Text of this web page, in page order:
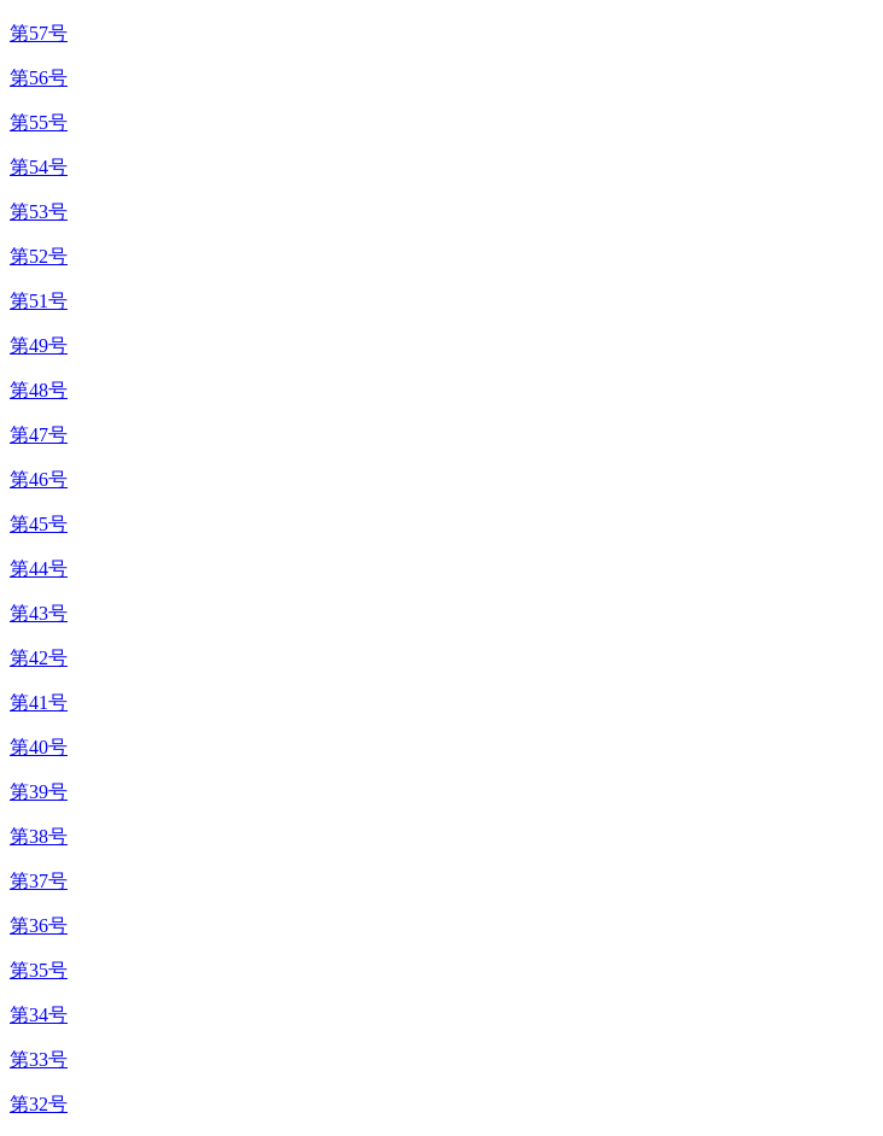
第57号
第56号
第55号
第54号
第53号
第52号
第51号
第49号
第48号
第47号
第46号
第45号
第44号
第43号
第42号
第41号
第40号
第39号
第38号
第37号
第36号
第35号
第34号
第33号
第32号